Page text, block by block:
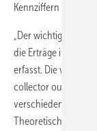
Kennziffern zur
„Der wichtigste
die Erträge in der
erfasst. Die
collector output),
verschiedenen
Theoretisch kann